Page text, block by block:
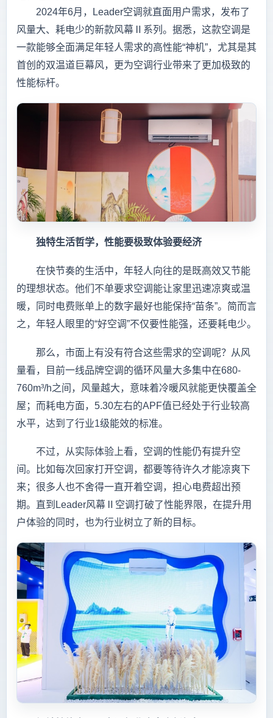
2024年6月，Leader空调就直面用户需求，发布了
风量大、耗电少的新款风幕Ⅱ系列。据悉，这款空调是
一款能够全面满足年轻人需求的高性能“神机”，尤其是其
首创的双温道巨幕风，更为空调行业带来了更加极致的
性能标杆。
独特生活哲学，性能要极致体验要经济
在快节奏的生活中，年轻人向往的是既高效又节能
的理想状态。他们不单要求空调能让家里迅速凉爽或温
暖，同时电费账单上的数字最好也能保持“苗条”。简而言
之，年轻人眼里的“好空调”不仅要性能强，还要耗电少。
那么，市面上有没有符合这些需求的空调呢？从风
量看，目前一线品牌空调的循环风量大多集中在680-
760m³/h之间，风量越大，意味着冷暖风就能更快覆盖全
屋；而耗电方面，5.30左右的APF值已经处于行业较高
水平，达到了行业1级能效的标准。
不过，从实际体验上看，空调的性能仍有提升空
间。比如每次回家打开空调，都要等待许久才能凉爽下
来；很多人也不舍得一直开着空调，担心电费超出预
期。直到Leader风幕Ⅱ空调打破了性能界限，在提升用
户体验的同时，也为行业树立了新的目标。